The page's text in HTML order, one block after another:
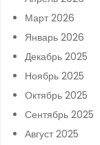
Март 2026
Январь 2026
Декабрь 2025
Ноябрь 2025
Октябрь 2025
Сентябрь 2025
Август 2025